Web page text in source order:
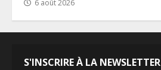
6 août 2026
S'INSCRIRE À LA NEWSLETTER